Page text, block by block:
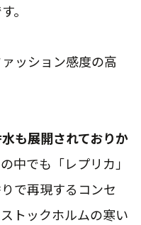
。
ッション感度の高
も展開されておりか
中でも「レプリカ」
で再現するコンセ
トックホルムの寒い